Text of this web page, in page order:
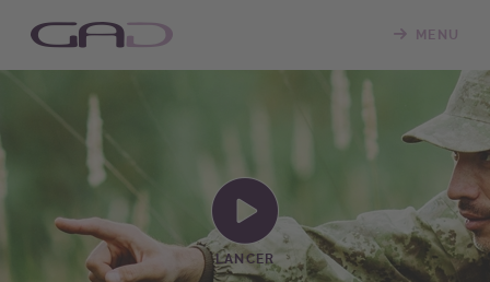
MENU
LANCER